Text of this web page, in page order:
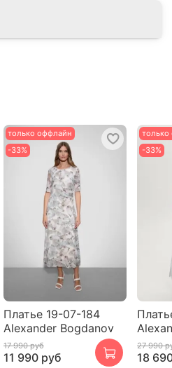
только оффлайн
-33%
Платье 19-07-184
Alexander Bogdanov
17 990 руб
11 990 руб
-33%
27 990
18